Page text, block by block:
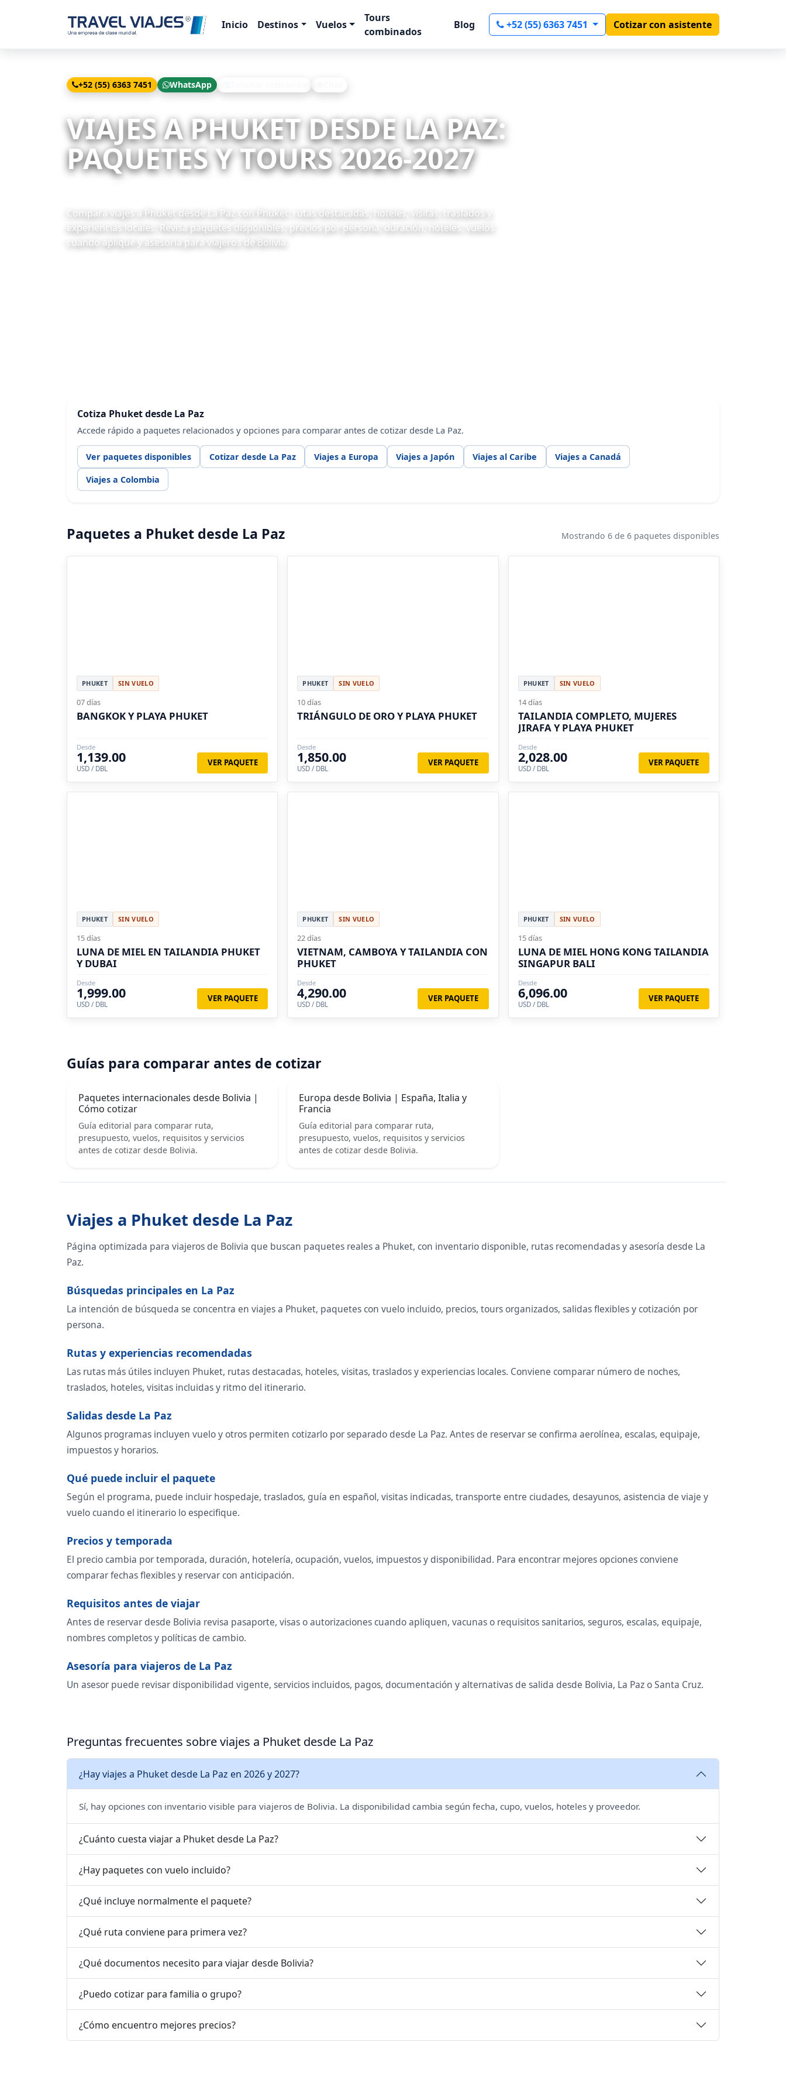
Inicio Destinos Vuelos
Tours
combinados
Blog +52 (55) 6363 7451 Cotizar con asistente
+52 (55) 6363 7451 WhatsApp
VIAJES A PHUKET DESDE LA PAZ:
PAQUETES Y TOURS 2026-2027
Compara viajes a Phuket desde La Paz con Phuket, rutas destacadas, hoteles, visitas, traslados y
experiencias locales. Revisa paquetes disponibles, precios por persona, duración, hoteles, vuelos
cuando aplique y asesoría para viajeros de Bolivia.
Cotiza Phuket desde La Paz
Accede rápido a paquetes relacionados y opciones para comparar antes de cotizar desde La Paz.
Ver paquetes disponibles Cotizar desde La Paz Viajes a Europa Viajes a Japón Viajes al Caribe Viajes a Canadá
Viajes a Colombia
Paquetes a Phuket desde La Paz Mostrando 6 de 6 paquetes disponibles
PHUKET SIN VUELO
07 días
BANGKOK Y PLAYA PHUKET
Desde
1,139.00
USD / DBL
VER PAQUETE
PHUKET SIN VUELO
10 días
TRIÁNGULO DE ORO Y PLAYA PHUKET
Desde
1,850.00
USD / DBL
VER PAQUETE
PHUKET SIN VUELO
14 días
TAILANDIA COMPLETO, MUJERES
JIRAFA Y PLAYA PHUKET
Desde
2,028.00
USD / DBL
VER PAQUETE
PHUKET SIN VUELO
15 días
LUNA DE MIEL EN TAILANDIA PHUKET
Y DUBAI
Desde
1,999.00
USD / DBL
VER PAQUETE
PHUKET SIN VUELO
22 días
VIETNAM, CAMBOYA Y TAILANDIA CON
PHUKET
Desde
4,290.00
USD / DBL
VER PAQUETE
PHUKET SIN VUELO
15 días
LUNA DE MIEL HONG KONG TAILANDIA
SINGAPUR BALI
Desde
6,096.00
USD / DBL
VER PAQUETE
Guías para comparar antes de cotizar
Paquetes internacionales desde Bolivia |
Cómo cotizar
Guía editorial para comparar ruta,
presupuesto, vuelos, requisitos y servicios
antes de cotizar desde Bolivia.
Europa desde Bolivia | España, Italia y
Francia
Guía editorial para comparar ruta,
presupuesto, vuelos, requisitos y servicios
antes de cotizar desde Bolivia.
Viajes a Phuket desde La Paz
Página optimizada para viajeros de Bolivia que buscan paquetes reales a Phuket, con inventario disponible, rutas recomendadas y asesoría desde La
Paz.
Búsquedas principales en La Paz
La intención de búsqueda se concentra en viajes a Phuket, paquetes con vuelo incluido, precios, tours organizados, salidas flexibles y cotización por
persona.
Rutas y experiencias recomendadas
Las rutas más útiles incluyen Phuket, rutas destacadas, hoteles, visitas, traslados y experiencias locales. Conviene comparar número de noches,
traslados, hoteles, visitas incluidas y ritmo del itinerario.
Salidas desde La Paz
Algunos programas incluyen vuelo y otros permiten cotizarlo por separado desde La Paz. Antes de reservar se confirma aerolínea, escalas, equipaje,
impuestos y horarios.
Qué puede incluir el paquete
Según el programa, puede incluir hospedaje, traslados, guía en español, visitas indicadas, transporte entre ciudades, desayunos, asistencia de viaje y
vuelo cuando el itinerario lo especifique.
Precios y temporada
El precio cambia por temporada, duración, hotelería, ocupación, vuelos, impuestos y disponibilidad. Para encontrar mejores opciones conviene
comparar fechas flexibles y reservar con anticipación.
Requisitos antes de viajar
Antes de reservar desde Bolivia revisa pasaporte, visas o autorizaciones cuando apliquen, vacunas o requisitos sanitarios, seguros, escalas, equipaje,
nombres completos y políticas de cambio.
Asesoría para viajeros de La Paz
Un asesor puede revisar disponibilidad vigente, servicios incluidos, pagos, documentación y alternativas de salida desde Bolivia, La Paz o Santa Cruz.
Preguntas frecuentes sobre viajes a Phuket desde La Paz
¿Hay viajes a Phuket desde La Paz en 2026 y 2027?
Sí, hay opciones con inventario visible para viajeros de Bolivia. La disponibilidad cambia según fecha, cupo, vuelos, hoteles y proveedor.
¿Cuánto cuesta viajar a Phuket desde La Paz?
¿Hay paquetes con vuelo incluido?
¿Qué incluye normalmente el paquete?
¿Qué ruta conviene para primera vez?
¿Qué documentos necesito para viajar desde Bolivia?
¿Puedo cotizar para familia o grupo?
¿Cómo encuentro mejores precios?